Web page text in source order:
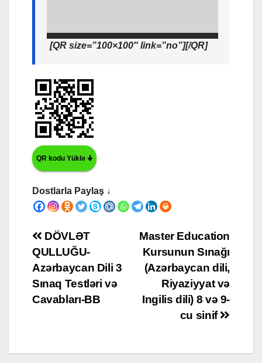
[QR size=”100×100″ link=”no”][/QR]
QR kodu Yüklə 🠋
Dostlarla Paylaş ↓
Yazı
naviqasiyası
Master Education
Kursunun Sınağı
(Azərbaycan dili,
Riyaziyyat və
Ingilis dili) 8 və 9-
cu sinif
DÖVLƏT
QULLUĞU-
Azərbaycan Dili 3
Sınaq Testləri və
Cavabları-BB